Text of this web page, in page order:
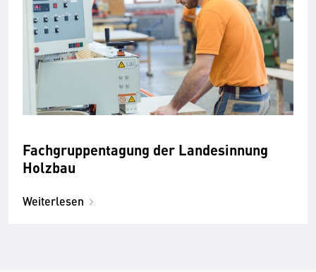
Fachgruppentagung der Landesinnung
Holzbau
Weiterlesen